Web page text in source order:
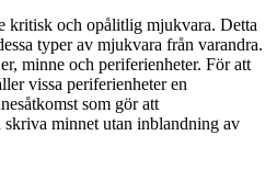
kritisk och opålitlig mjukvara. Detta
typer av mjukvara från varandra.
minne och periferienheter. För att
vissa periferienheter en
som gör att
skriva minnet utan inblandning av